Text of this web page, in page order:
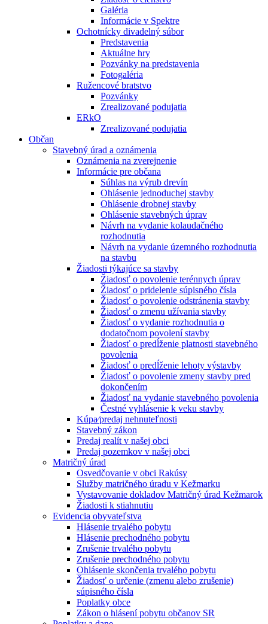
Galéria
Informácie v Spektre
Ochotnícky divadelný súbor
Predstavenia
Aktuálne hry
Pozvánky na predstavenia
Fotogaléria
Ružencové bratstvo
Pozvánky
Zrealizované podujatia
ERkO
Zrealizované podujatia
Občan
Stavebný úrad a oznámenia
Oznámenia na zverejnenie
Informácie pre občana
Súhlas na výrub drevín
Ohlásenie jednoduchej stavby
Ohlásenie drobnej stavby
Ohlásenie stavebných úprav
Návrh na vydanie kolaudačného
rozhodnutia
Návrh na vydanie územného rozhodnutia
na stavbu
Žiadosti týkajúce sa stavby
Žiadosť o povolenie terénnych úprav
Žiadosť o pridelenie súpisného čísla
Žiadosť o povolenie odstránenia stavby
Žiadosť o zmenu užívania stavby
Žiadosť o vydanie rozhodnutia o
dodatočnom povolení stavby
Žiadosť o predĺženie platnosti stavebného
povolenia
Žiadosť o predĺženie lehoty výstavby
Žiadosť o povolenie zmeny stavby pred
dokončením
Žiadosť na vydanie stavebného povolenia
Čestné vyhlásenie k veku stavby
Kúpa⁄predaj nehnuteľnosti
Stavebný zákon
Predaj realít v našej obci
Predaj pozemkov v našej obci
Matričný úrad
Osvedčovanie v obci Rakúsy
Služby matričného úradu v Kežmarku
Vystavovanie dokladov Matričný úrad Kežmarok
Žiadosti k stiahnutiu
Evidencia obyvateľstva
Hlásenie trvalého pobytu
Hlásenie prechodného pobytu
Zrušenie trvalého pobytu
Zrušenie prechodného pobytu
Ohlásenie skončenia trvalého pobytu
Žiadosť o určenie (zmenu alebo zrušenie)
súpisného čísla
Poplatky obce
Zákon o hlásení pobytu občanov SR